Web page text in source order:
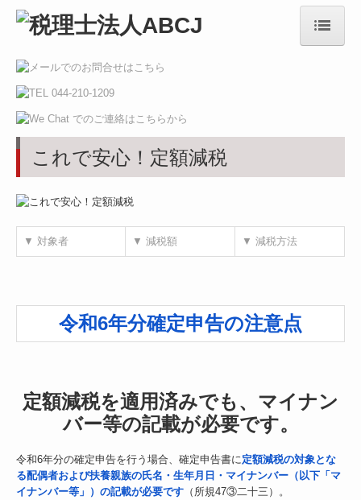
HOME
電帳法・インボイス最新情報
事務所概要
ご挨拶
メンバー紹介
中国事務所
中国業務実績
サービス
アクセス
これで安心！定額減税
▼ 対象者 ▼ 減税額 ▼ 減税方法
令和6年分確定申告の注意点
定額減税を適用済みでも、マイナン
バー等の記載が必要です。
令和6年分の確定申告を行う場合、確定申告書に 定額減税の対象とな
る配偶者および扶養親族の氏名・生年月日・マイナンバー（以下「マ
イナンバー等」）の記載が必要です （所規47③二十三）。